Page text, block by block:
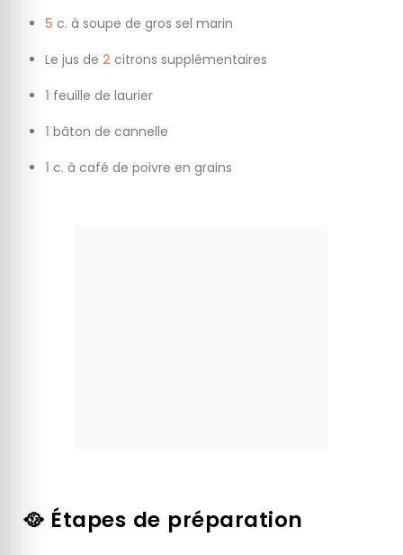
5 c. à soupe de gros sel marin
Le jus de 2 citrons supplémentaires
1 feuille de laurier
1 bâton de cannelle
1 c. à café de poivre en grains
🥘 Étapes de préparation